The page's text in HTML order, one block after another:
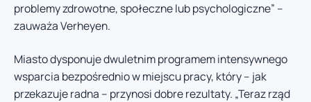
problemy zdrowotne, społeczne lub psychologiczne” –
zauważa Verheyen.
Miasto dysponuje dwuletnim programem intensywnego
wsparcia bezpośrednio w miejscu pracy, który – jak
przekazuje radna – przynosi dobre rezultaty. „Teraz rząd